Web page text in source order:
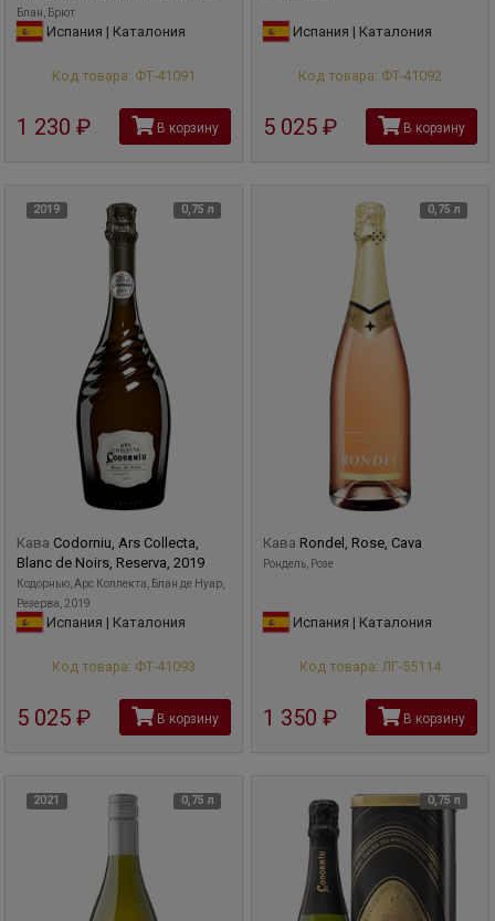
Блан, Брют
Испания | Каталония
Код товара: ФТ-41091
1 230 руб В корзину
Испания | Каталония
Код товара: ФТ-41092
5 025 руб В корзину
2019 0,75 л
Кава Codorniu, Ars Collecta,
Blanc de Noirs, Reserva, 2019
Кодорнью, Арс Коллекта, Блан де Нуар,
Резерва, 2019
Испания | Каталония
Код товара: ФТ-41093
5 025 руб В корзину
0,75 л
Кава Rondel, Rose, Cava
Рондель, Розе
Испания | Каталония
Код товара: ЛГ-55114
1 350 руб В корзину
2021 0,75 л 0,75 л